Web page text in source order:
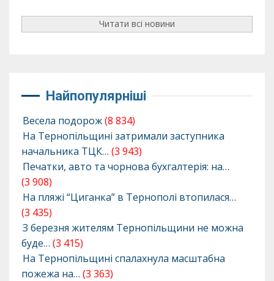
Читати всі новини
Найпопулярніші
Весела подорож(8 834)
На Тернопільщині затримали заступника
начальника ТЦК… (3 943)
Печатки, авто та чорнова бухгалтерія: на…
(3 908)
На пляжі “Циганка” в Тернополі втопилася…
(3 435)
З березня жителям Тернопільщини не можна
буде… (3 415)
На Тернопільщині спалахнула масштабна
пожежа на… (3 363)